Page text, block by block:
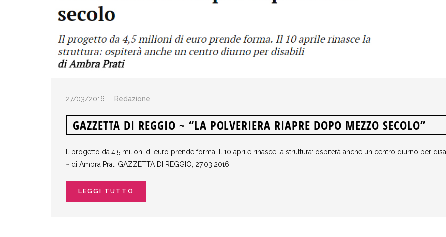
27/03/2016 Redazione
GAZZETTA DI REGGIO ~ “LA POLVERIERA RIAPRE DOPO MEZZO SECOLO”
Il progetto da 4,5 milioni di euro prende forma. Il 10 aprile rinasce la struttura: ospiterà anche un centro diurno per
~ di Ambra Prati GAZZETTA DI REGGIO, 27.03.2016
LEGGI TUTTO